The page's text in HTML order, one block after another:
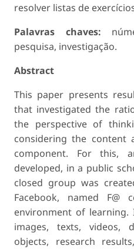
resolver listas de
Palavras chaves:
pesquisa, investigação.
Abstract
This paper presents
that investigated the
the perspective of
considering the content
component. For this,
developed, in a public
closed group was
Facebook, named F@
environment of
images, texts, videos,
objects, research